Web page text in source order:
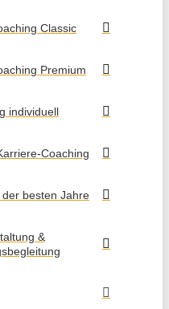
Classic
Premium
individuell
Coaching
besten Jahre
&